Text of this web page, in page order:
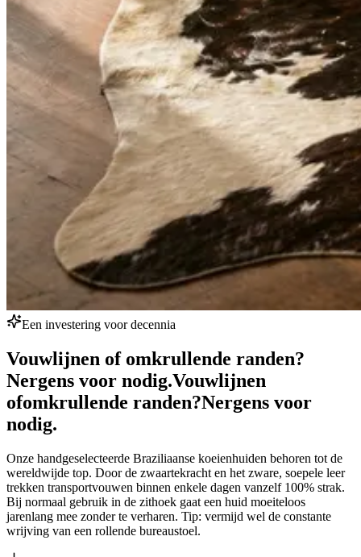
Een investering voor decennia
Vouwlijnen of omkrullende randen?
Nergens voor nodig.Vouwlijnen
ofomkrullende randen?Nergens voor
nodig.
Onze handgeselecteerde Braziliaanse koeienhuiden behoren tot de
wereldwijde top. Door de zwaartekracht en het zware, soepele leer
trekken transportvouwen binnen enkele dagen vanzelf 100% strak.
Bij normaal gebruik in de zithoek gaat een huid moeiteloos
jarenlang mee zonder te verharen. Tip: vermijd wel de constante
wrijving van een rollende bureaustoel.